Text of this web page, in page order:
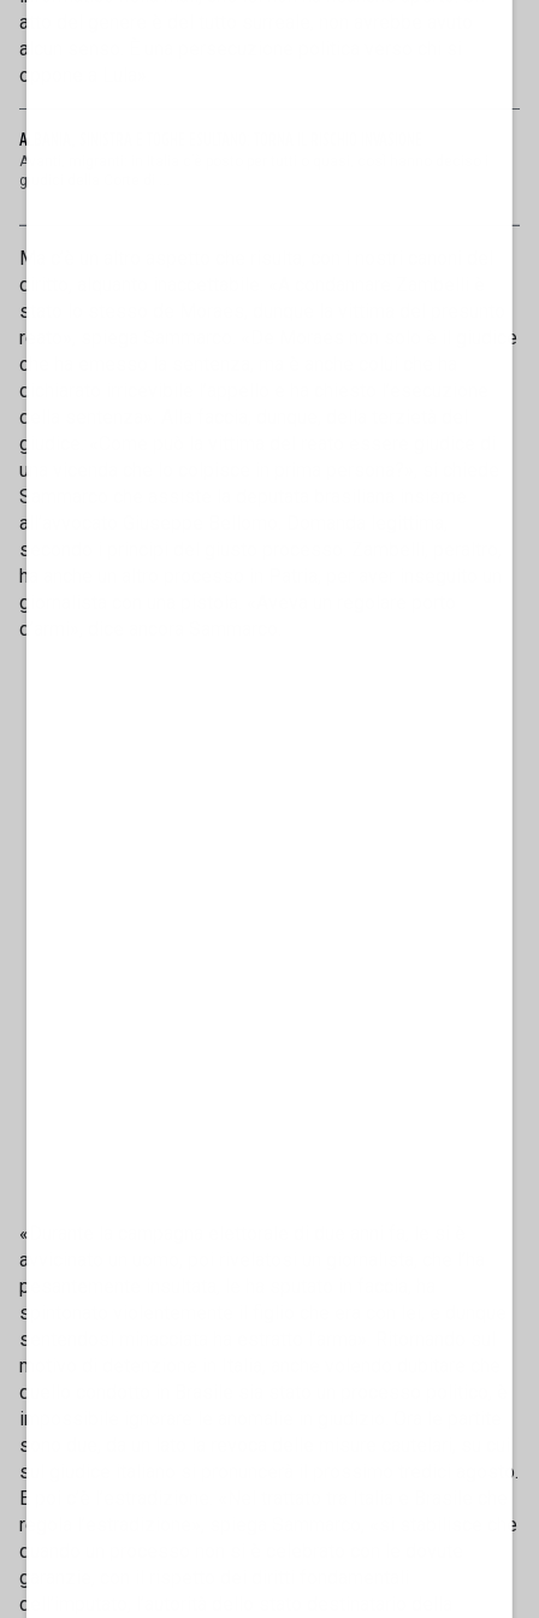
atto del genere è del tutto surreale, non avrebbe avuto
alcun senso. È una persecuzione politica verso chi si
oppone a Lula».
ALBANIA, SINISTRA E TOGHE ESULTANO: TORNA IL RISCHIO INVASIONE
Avanti, migranti: in Italia c’è posto per tutti o quasi, così hanno deciso i
giudici della Corte di ...
Ma c’è un altro aspetto che risulta, con i nostri canoni del
diritto, alquanto inaccettabile. «A condannare Zambelli è
stato lo stesso de Moraes, dunque la vittima del presunto
reato», spiega Sammarco. «De Moraes non solo è il giudice
che ha emesso la sentenza, ma è anche colui che ha
dichiarato irricevibile l’appello e ha chiesto l’esecuzione
della sentenza». Alla faccia, dunque, della terzietà del
giudice. «Come può la vittima del reato essere giudice di
una vicenda che lo colpisce in prima persona?», si chiede
Sammarco che assiste la deputata brasiliana insieme
all’avvocato Giuseppe Bellomo. Domanda legittima,
secondo i principi del giusto processo. Zambelli, peraltro,
ha anche un altro processo in Patria, per aver inseguito un
giornalista con una pistola. «Aveva un regolare porto
d’armi», dice ancora Sammarco.
«Durante la campagna elettorale di due anni fa, le si è
avvicinato un uomo, poi rivelatosi un giornalista, che l’ha
pesantemente insultata, le ha sputato in faccia, ha
spintonato violentemente il figlio che era con lei, e dunque
sentendosi minacciata ha estratto l’arma». Ritornando sul
motivo di detenzione in Italia, anche volendo dubitare che
quello condotto in Brasile sia stato un processo politico, è
impossibile ignorare le anomalie in giudizio. Ora le partite
sono due, da un lato la revoca delle misure cautelari, su cui
sul giudice italiano si pronuncerà il prossimo tredici agosto.
E poi c’è l’estradizione. «Nel trattato tra Italia e Brasile che
regola l’estradizione», spiega Sammarco, «si stabilisce che
quando un processo non si è celebrato con le dovute
garanzie, con il rispetto dei diritti fondamentali
dell’imputato, l’autorità dello stato destinatario della